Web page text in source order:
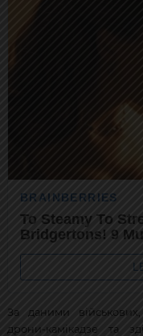
За даними
дрони-камікадзе та